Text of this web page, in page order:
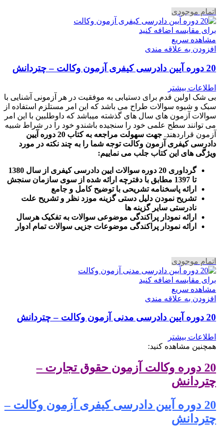
اتمام موجودی
برای مقایسه اضافه کنید
مشاهده سریع
افزودن به علاقه مندی
20 دوره آیین دادرسی کیفری آزمون وکالت – چتردانش
اطلاعات بیشتر
بی شک اولین قدم برای دستیابی به موفقیت در هر آزمونی آشنایی با
سبک و شیوه سوالات طراح می باشد که این امر مستلزم استفاده از
سوالات آزمون های سال های گذشته میباشد که داوطلبین با این امر
می توانند سطح علمی خود را سنجیده باشندو خود را در شراط شبیه
آزمون قراردهند.
جهت سهولت مراجعه به کتاب 20 دوره آیین
دادرسی کیفری آزمون وکالت توجه شما را به چند نکته در مورد
ویژگی های این کتاب جلب می نماییم:
گرداوری 20 دوره سوالات ایین دادرسی کیفری از سال 1380
تا 1397 مطابق با دفترچه ارائه شده از سوی سازمان سنجش
ارائه پاسخنامه تشریحی با توضیح کامل و جامع
تشریح نمودن دلیل دستی گزینه موزد نظر و تشریح علت
نادرستی سایر گزینه ها
ارائه نمودار پراکندگی موضوعی سوالات به تفکیک هرسال
رائه نمودار پراکندگی موضوعات جزیی سوالات تمام ادوار
اتمام موجودی
برای مقایسه اضافه کنید
مشاهده سریع
افزودن به علاقه مندی
20 دوره آیین دادرسی مدنی آزمون وکالت – چتردانش
اطلاعات بیشتر
همچنین مشاهده کنید:
20 دوره وکالت آزمون حقوق تجارت –
چتردانش
20 دوره آیین دادرسی کیفری آزمون وکالت –
چتردانش